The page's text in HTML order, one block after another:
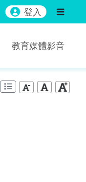
登入
教育媒體影音